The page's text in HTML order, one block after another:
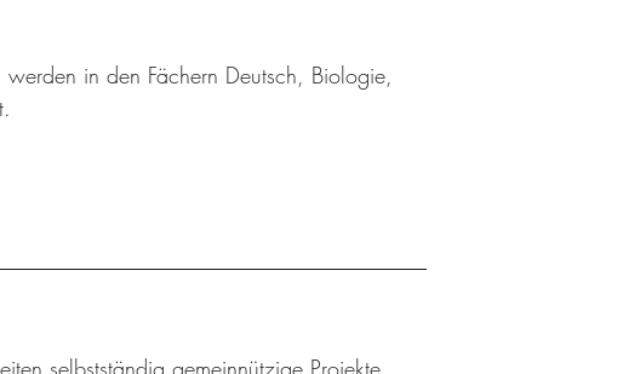
werden in den Fächern Deutsch, Biologie,
selbstständig gemeinnützige Projekte,